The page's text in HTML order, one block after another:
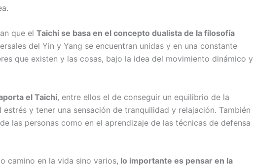
que el Taichi se basa en el concepto dualista de la filosofía
del Yin y Yang se encuentran unidas y en una constante
que existen y las cosas, bajo la idea del movimiento dinámico y
el Taichi, entre ellos el de conseguir un equilibrio de la
y tener una sensación de tranquilidad y relajación. También
las personas como en el aprendizaje de las técnicas de defensa
camino en la vida sino varios, lo importante es pensar en la